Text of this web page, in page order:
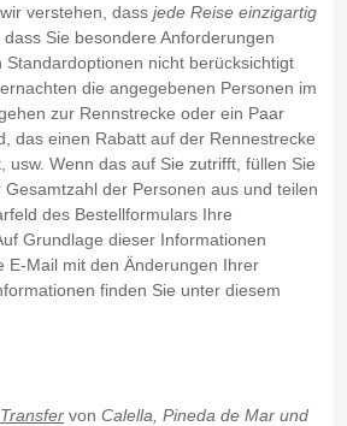
verstehen, dass jede Reise einzigartig
Sie besondere Anforderungen
Standardoptionen nicht berücksichtigt
die angegebenen Personen im
zur Rennstrecke oder ein Paar
das einen Rabatt auf der Rennestrecke
usw. Wenn das auf Sie zutrifft, füllen Sie
der Personen aus und teilen
des Bestellformulars Ihre
Grundlage dieser Informationen
E-Mail mit den Änderungen Ihrer
finden Sie unter diesem
von Calella, Pineda de Mar und